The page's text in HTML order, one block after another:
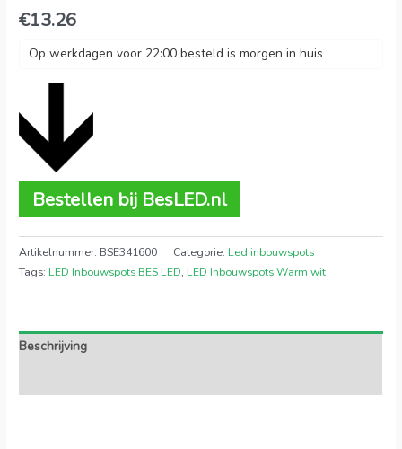
€13.26
Op werkdagen voor 22:00 besteld is morgen in huis
Bestellen bij BesLED.nl
Artikelnummer: BSE341600 Categorie: Led inbouwspots
Tags: LED Inbouwspots BES LED, LED Inbouwspots Warm wit
Beschrijving